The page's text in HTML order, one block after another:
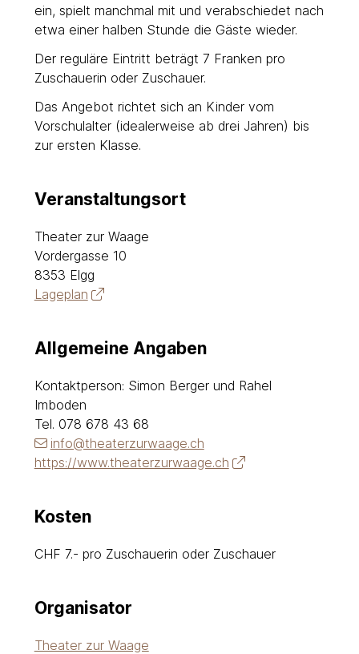
ein, spielt manchmal mit und verabschiedet nach
etwa einer halben Stunde die Gäste wieder.
Der reguläre Eintritt beträgt 7 Franken pro
Zuschauerin oder Zuschauer.
Das Angebot richtet sich an Kinder vom
Vorschulalter (idealerweise ab drei Jahren) bis
zur ersten Klasse.
Veranstaltungsort
Theater zur Waage
Vordergasse 10
8353 Elgg
Lageplan
Allgemeine Angaben
Kontaktperson: Simon Berger und Rahel
Imboden
Tel. 078 678 43 68
info@theaterzurwaage.ch
https://www.theaterzurwaage.ch
Kosten
CHF 7.- pro Zuschauerin oder Zuschauer
Organisator
Theater zur Waage